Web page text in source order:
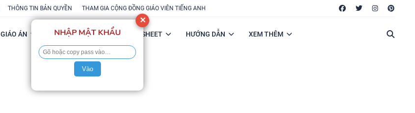
THÔNG TIN BẢN QUYỀN THAM GIA CỘNG ĐỒNG GIÁO VIÊN TIẾNG ANH
GIÁO ÁN POWERPOINT FLASH-SHEET HƯỚNG DẪN XEM THÊM
✕
NHẬP MẬT KHẨU
Vào